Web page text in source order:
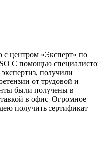
с центром «Эксперт» по
С помощью
получили
от трудовой и
были получены в
в офис. Огромное
получить сертификат